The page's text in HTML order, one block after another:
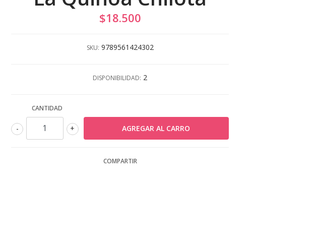
$18.500
SKU: 9789561424302
DISPONIBILIDAD: 2
CANTIDAD
+
-
COMPARTIR